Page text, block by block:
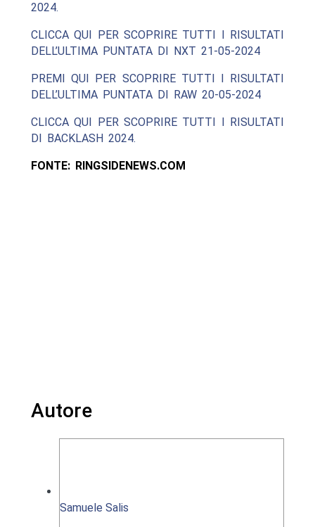
2024.
CLICCA QUI PER SCOPRIRE TUTTI I RISULTATI
DELL’ULTIMA PUNTATA DI NXT 21-05-2024
PREMI QUI PER SCOPRIRE TUTTI I RISULTATI
DELL’ULTIMA PUNTATA DI RAW 20-05-2024
CLICCA QUI PER SCOPRIRE TUTTI I RISULTATI
DI BACKLASH 2024.
FONTE: RINGSIDENEWS.COM
Autore
Samuele Salis